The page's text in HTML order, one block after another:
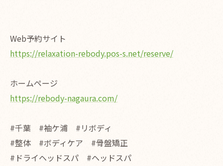
Web予約サイト
https://relaxation-rebody.pos-s.net/reserve/
ホームページ
https://rebody-nagaura.com/
#千葉 #袖ケ浦 #リボディ
#整体 #ボディケア #骨盤矯正
#ドライヘッドスパ #ヘッドスパ